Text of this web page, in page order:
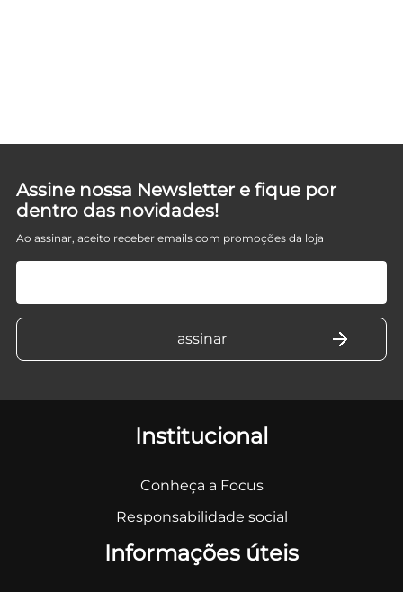
Assine nossa Newsletter e fique por
dentro das novidades!
Ao assinar, aceito receber emails com promoções da loja
Institucional
Conheça a Focus
Responsabilidade social
Informações úteis